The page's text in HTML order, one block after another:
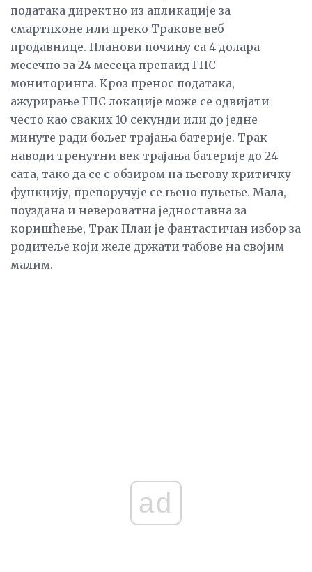
података директно из апликације за
смартпхоне или преко Тракове веб
продавнице. Планови почињу са 4 долара
месечно за 24 месеца препаид ГПС
мониторинга. Кроз пренос података,
ажурирање ГПС локације може се одвијати
често као сваких 10 секунди или до једне
минуте ради бољег трајања батерије. Трак
наводи тренутни век трајања батерије до 24
сата, тако да се с обзиром на његову критичку
функцију, препоручује се њено пуњење. Мала,
поуздана и невероватна једноставна за
коришћење, Трак Плаи је фантастичан избор за
родитеље који желе држати табове на својим
малим.
ad